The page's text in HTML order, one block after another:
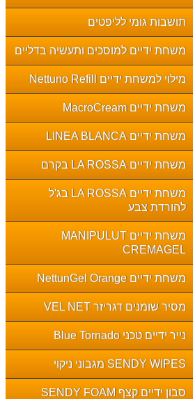
תושבות גומי לליפטים
משחת ידיים למוסכים ותעשיה בדליים
מילוי למשחת ידיים Nettuno Refill
משחת ידיים MacroCream
משחת ידיים LINEA BLANCA
משחת ידיים LA ROSSA בקרם
משחת ידיים LA ROSSA בג'ל
להורדת צבע
משחת ידיים MANIPULUT
CREMAGEL
משחת ידיים NettunGel Orange
מסיר שומנים דגריזר VEL NET
נייר ידיים טכני Blue Tornado
SENDY WIPES מגבוני ניקוי
סבון ידיים קצף SENDY FOAM